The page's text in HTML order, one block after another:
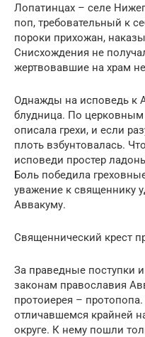
Лопатинцах – селе
поп, требовательный к
пороки прихожан,
Снисхождения не
жертвовавшие на храм
Однажды на исповедь к
блудница. По
описала грехи, и если
плоть взбунтовалась.
исповеди простер
Боль победила
уважение к священнику
Аввакуму.
Священнический крест
За праведные поступки
законам православия
протоиерея –
отличавшемся крайней
округе. К нему пошли